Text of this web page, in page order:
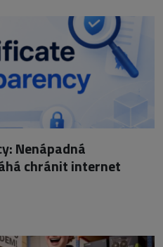
Nenápadná
chránit internet